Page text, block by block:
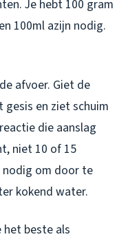
Je hebt 100 gram
100ml azijn nodig.
afvoer. Giet de
en ziet schuim
die aanslag
niet 10 of 15
nodig om door te
kokend water.
beste als